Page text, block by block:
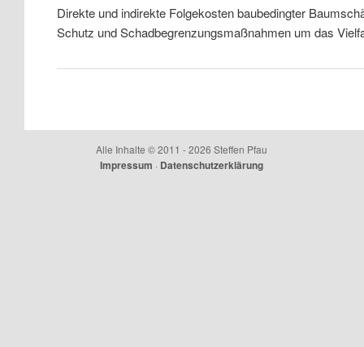
Direkte und indirekte Folgekosten baubedingter
Schutz und Schadbegrenzungsmaßnahmen um das
Alle Inhalte © 2011 - 2026 Steffen Pfau
Impressum · Datenschutzerklärung